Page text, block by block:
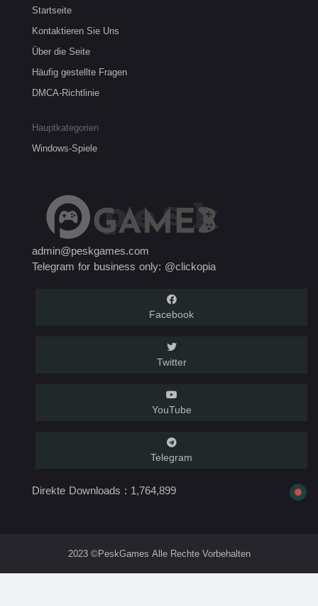
Startseite
Kontaktieren Sie Uns
Über die Seite
Häufig gestellte Fragen
DMCA-Richtlinie
Hauptkategorien
Windows-Spiele
admin@peskgames.com
Telegram for business only: @clickopia
Facebook
Twitter
YouTube
Telegram
Direkte Downloads : 1,764,899
2023 ©PeskGames Alle Rechte Vorbehalten